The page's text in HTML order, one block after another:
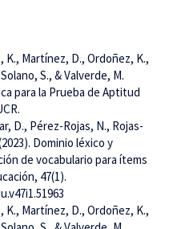
K., Martínez, D., Ordoñez, K.,
S., & Valverde, M.
para la Prueba de Aptitud
D., Pérez-Rojas, N., Rojas-
Dominio léxico y
de vocabulario para ítems
47(1).
K., Martínez, D., Ordoñez, K.,